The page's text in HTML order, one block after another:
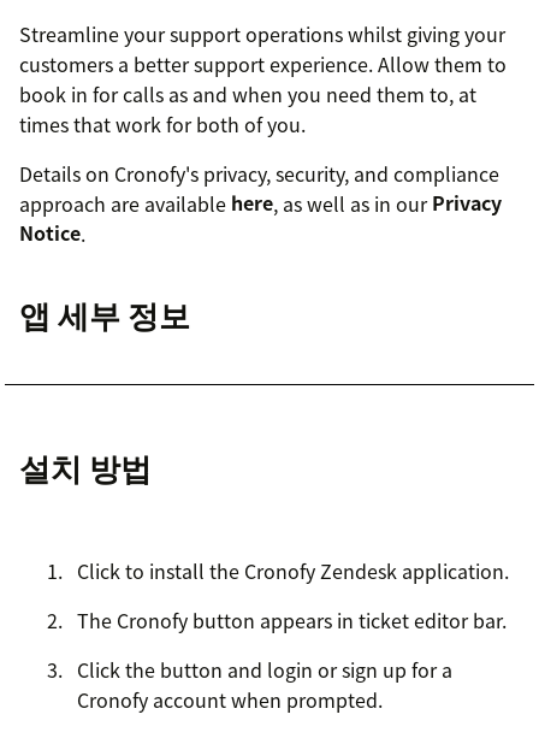
Streamline your support operations whilst giving your
customers a better support experience. Allow them to
book in for calls as and when you need them to, at
times that work for both of you.
Details on Cronofy's privacy, security, and compliance
approach are available here, as well as in ourPrivacy
Notice.
앱 세부 정보
설치 방법
Click to install the Cronofy Zendesk application.
The Cronofy button appears in ticket editor bar.
Click the button and login or sign up for a
Cronofy account when prompted.